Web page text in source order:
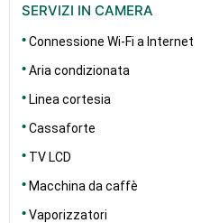
SERVIZI IN CAMERA
Connessione Wi-Fi a Internet
Aria condizionata
Linea cortesia
Cassaforte
TV LCD
Macchina da caffè
Vaporizzatori